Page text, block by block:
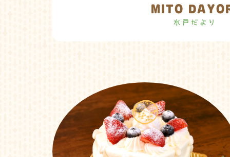
MITO
水戸だより